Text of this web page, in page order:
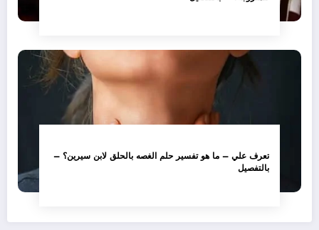
تعرف علي – ما هو تفسير حلم الغصه بالحلق لابن سيرين؟ –
بالتفصيل